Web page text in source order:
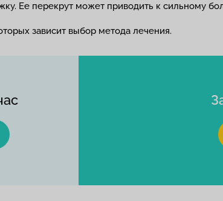
Ее перекрут может приводить к сильному
зависит выбор метода лечения.